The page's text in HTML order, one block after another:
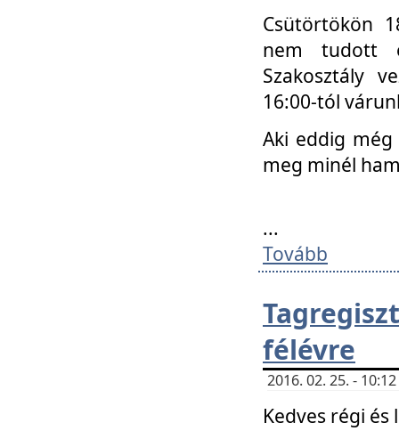
Csütörtökön
nem tudott
Szakosztály
16:00-tól
Aki eddig
meg minél
...
Tovább
félévre
2016. 02. 25. -
Kedves régi